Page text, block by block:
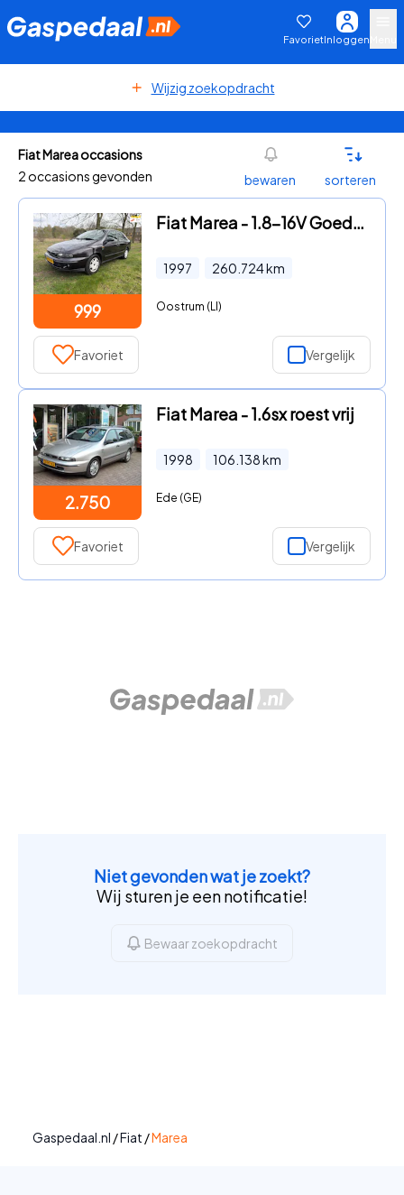
FavorietInloggen
Wijzig zoekopdracht
Fiat Marea occasions
2 occasions gevonden
bewaren sorteren
999
Fiat Marea - 1.8-16V Goedkope Auto ELX APK 07-03-2027
1997 260.724km
Oostrum (LI)
Favoriet Vergelijk
2.750
Fiat Marea - 1.6sx roest vrij
1998 106.138km
Ede (GE)
Favoriet Vergelijk
Niet gevonden wat je zoekt?
Wij sturen je een notificatie!
Bewaar zoekopdracht
Gaspedaal.nl /Fiat /Marea